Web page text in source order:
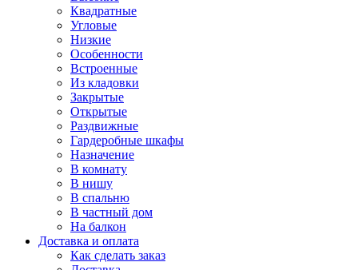
Квадратные
Угловые
Низкие
Особенности
Встроенные
Из кладовки
Закрытые
Открытые
Раздвижные
Гардеробные шкафы
Назначение
В комнату
В нишу
В спальню
В частный дом
На балкон
Доставка и оплата
Как сделать заказ